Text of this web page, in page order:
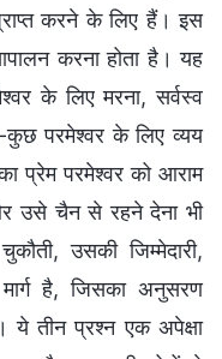
करने के लिए हैं। इस
करना होता है। यह
के लिए मरना, सर्वस्व
कुछ परमेश्वर के लिए व्यय
प्रेम परमेश्वर को आराम
उसे चैन से रहने देना भी
उसकी जिम्मेदारी,
है, जिसका अनुसरण
ये तीन प्रश्न एक अपेक्षा